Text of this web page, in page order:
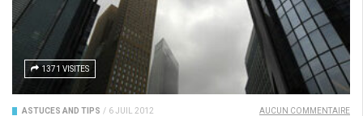
1371 VISITES
ASTUCES AND TIPS / 6 JUIL 2012 AUCUN COMMENTAIRE